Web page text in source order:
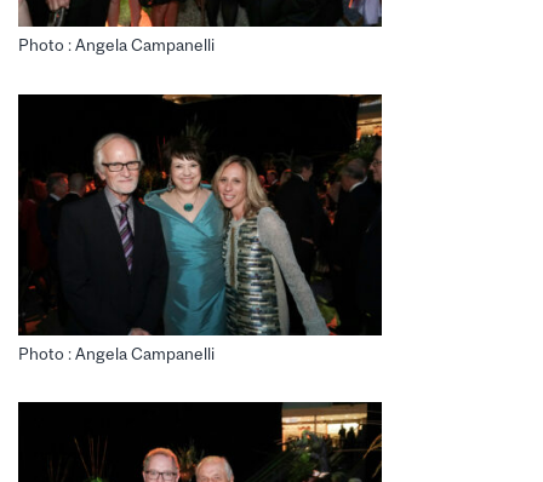
Photo : Angela Campanelli
Photo : Angela Campanelli